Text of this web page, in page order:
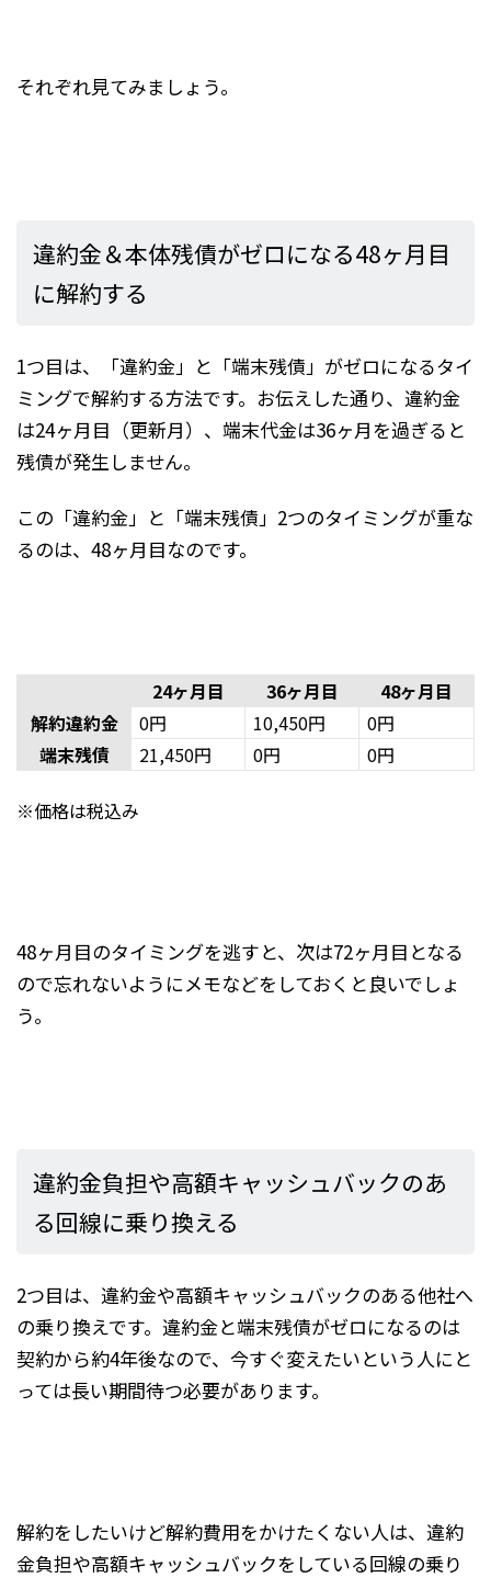
それぞれ見てみましょう。
違約金＆本体残債がゼロになる48ヶ月目
に解約する
1つ目は、「違約金」と「端末残債」がゼロになるタイ
ミングで解約する方法です。お伝えした通り、違約金
は24ヶ月目（更新月）、端末代金は36ヶ月を過ぎると
残債が発生しません。
この「違約金」と「端末残債」2つのタイミングが重な
るのは、48ヶ月目なのです。
24ヶ月目 36ヶ月目
48ヶ月目
解約違約金
0円 10,450円
0円
端末残債
21,450円 0円 0円
※価格は税込み
48ヶ月目のタイミングを逃すと、次は72ヶ月目となる
ので忘れないようにメモなどをしておくと良いでしょ
う。
違約金負担や高額キャッシュバックのあ
る回線に乗り換える
2つ目は、違約金や高額キャッシュバックのある他社へ
の乗り換えです。違約金と端末残債がゼロになるのは
契約から約4年後なので、今すぐ変えたいという人にと
っては長い期間待つ必要があります。
解約をしたいけど解約費用をかけたくない人は、違約
金負担や高額キャッシュバックをしている回線の乗り